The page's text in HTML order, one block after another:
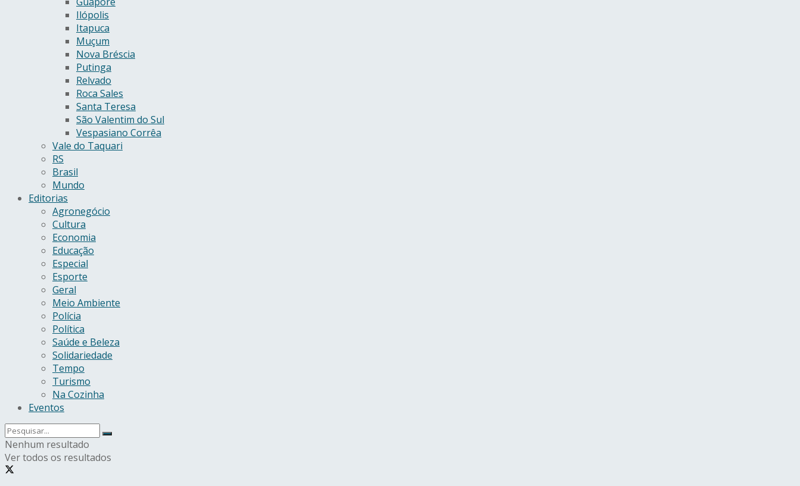
Ilópolis
Itapuca
Muçum
Nova Bréscia
Putinga
Relvado
Roca Sales
Santa Teresa
São Valentim do Sul
Vespasiano Corrêa
Vale do Taquari
RS
Brasil
Mundo
Editorias
Agronegócio
Cultura
Economia
Educação
Especial
Esporte
Geral
Meio Ambiente
Polícia
Política
Saúde e Beleza
Solidariedade
Tempo
Turismo
Na Cozinha
Eventos
Nenhum resultado
Ver todos os resultados